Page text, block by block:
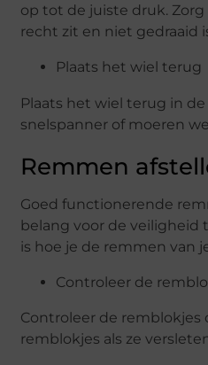
op tot de juiste druk.
recht zit en niet gedraaid
Plaats het wiel terug
Plaats het wiel terug in
snelspanner of moeren
Remmen
Goed functionerende
belang voor de veiligheid
is hoe je de remmen van
Controleer de
Controleer de remblokjes
remblokjes als ze